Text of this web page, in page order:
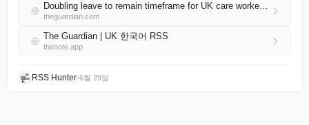
Doubling leave to remain timeframe for UK care workers ‘cruel’, say campaigners
theguardian.com
The Guardian | UK 한국어 RSS
thenote.app
RSS Hunter•6월 29일